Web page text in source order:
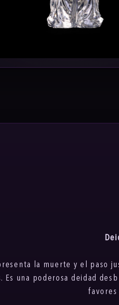
la muerte y el paso
Es una poderosa deidad
favores